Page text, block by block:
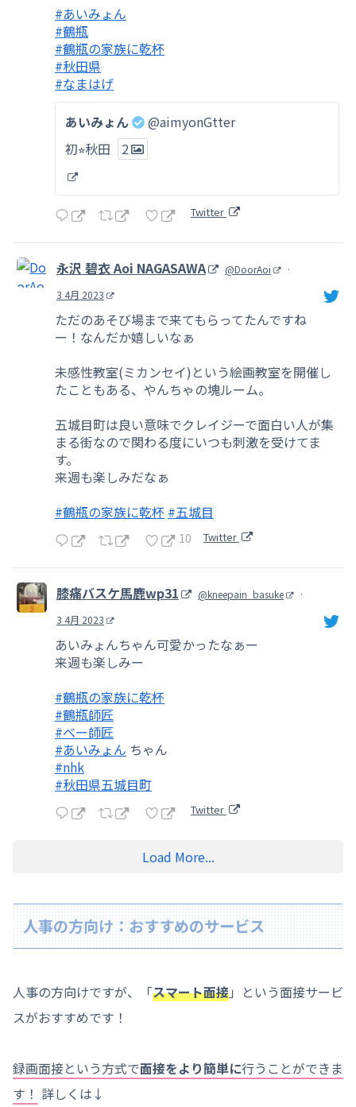
#あいみょん
#鶴瓶
#鶴瓶の家族に乾杯
#秋田県
#なまはげ
あいみょん
@aimyonGtter
初⭐︎秋田
2
Twitter
永沢 碧衣 Aoi NAGASAWA @DoorAoi
·
3 4月 2023
ただのあそび場まで来てもらってたんですね
ー！なんだか嬉しいなぁ
未感性教室(ミカンセイ)という絵画教室を開催し
たこともある、やんちゃの塊ルーム。
五城目町は良い意味でクレイジーで面白い人が集
まる街なので関わる度にいつも刺激を受けてま
す。
来週も楽しみだなぁ
#鶴瓶の家族に乾杯 #五城目
10 Twitter
膝痛バスケ馬鹿wp31 @kneepain_basuke
·
3 4月 2023
あいみょんちゃん可愛かったなぁー
来週も楽しみー
#鶴瓶の家族に乾杯
#鶴瓶師匠
#べー師匠
#あいみょん ちゃん
#nhk
#秋田県五城目町
Twitter
Load More...
人事の方向け：おすすめのサービス
人事の方向けですが、「スマート面接」という面接サービ
スがおすすめです！
録画面接という方式で面接をより簡単に行うことができま
す！ 詳しくは↓